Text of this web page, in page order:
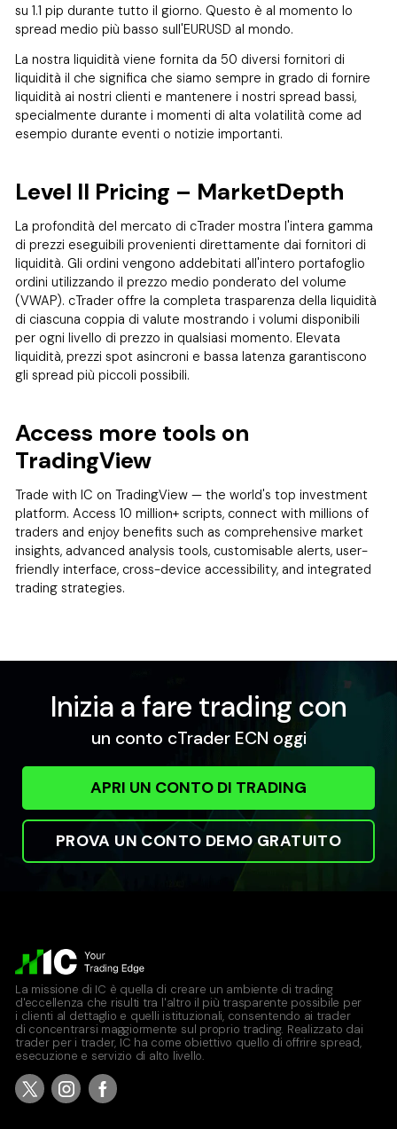
su 1.1 pip durante tutto il giorno. Questo è al momento lo
spread medio più basso sull'EURUSD al mondo.
La nostra liquidità viene fornita da 50 diversi fornitori di
liquidità il che significa che siamo sempre in grado di fornire
liquidità ai nostri clienti e mantenere i nostri spread bassi,
specialmente durante i momenti di alta volatilità come ad
esempio durante eventi o notizie importanti.
Level II Pricing – MarketDepth
La profondità del mercato di cTrader mostra l'intera gamma
di prezzi eseguibili provenienti direttamente dai fornitori di
liquidità. Gli ordini vengono addebitati all'intero portafoglio
ordini utilizzando il prezzo medio ponderato del volume
(VWAP). cTrader offre la completa trasparenza della liquidità
di ciascuna coppia di valute mostrando i volumi disponibili
per ogni livello di prezzo in qualsiasi momento. Elevata
liquidità, prezzi spot asincroni e bassa latenza garantiscono
gli spread più piccoli possibili.
Access more tools on
TradingView
Trade with IC on TradingView — the world's top investment
platform. Access 10 million+ scripts, connect with millions of
traders and enjoy benefits such as comprehensive market
insights, advanced analysis tools, customisable alerts, user-
friendly interface, cross-device accessibility, and integrated
trading strategies.
Inizia a fare trading con
un conto cTrader ECN oggi
APRI UN CONTO DI TRADING
PROVA UN CONTO DEMO GRATUITO
La missione di IC è quella di creare un ambiente di trading
d'eccellenza che risulti tra l'altro il più trasparente possibile per
i clienti al dettaglio e quelli istituzionali, consentendo ai trader
di concentrarsi maggiormente sul proprio trading. Realizzato dai
trader per i trader, IC ha come obiettivo quello di offrire spread,
esecuzione e servizio di alto livello.